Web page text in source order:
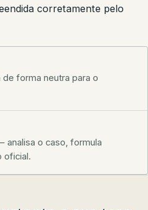
corretamente pelo
de forma neutra para o
analisa o caso, formula
oficial.